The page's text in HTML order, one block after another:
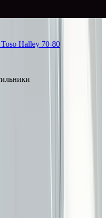
Halley 70-80